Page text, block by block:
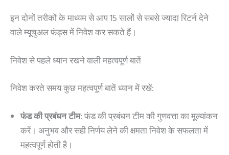
इन दोनों तरीकों के माध्यम से आप 15 सालों से सबसे ज्यादा रिटर्न देने
वाले म्यूचुअल फंड्स में निवेश कर सकते हैं।
निवेश से पहले ध्यान रखने वाली महत्वपूर्ण बातें
निवेश करते समय कुछ महत्वपूर्ण बातें ध्यान में रखें:
फंड की प्रबंधन टीम: फंड की प्रबंधन टीम की गुणवत्ता का मूल्यांकन
करें। अनुभव और सही निर्णय लेने की क्षमता निवेश के सफलता में
महत्वपूर्ण होती है।